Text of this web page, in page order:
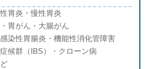
性胃炎・慢性胃炎
・胃がん・大腸がん
感染性胃腸炎・機能性消化管障害
症候群（IBS）・クローン病